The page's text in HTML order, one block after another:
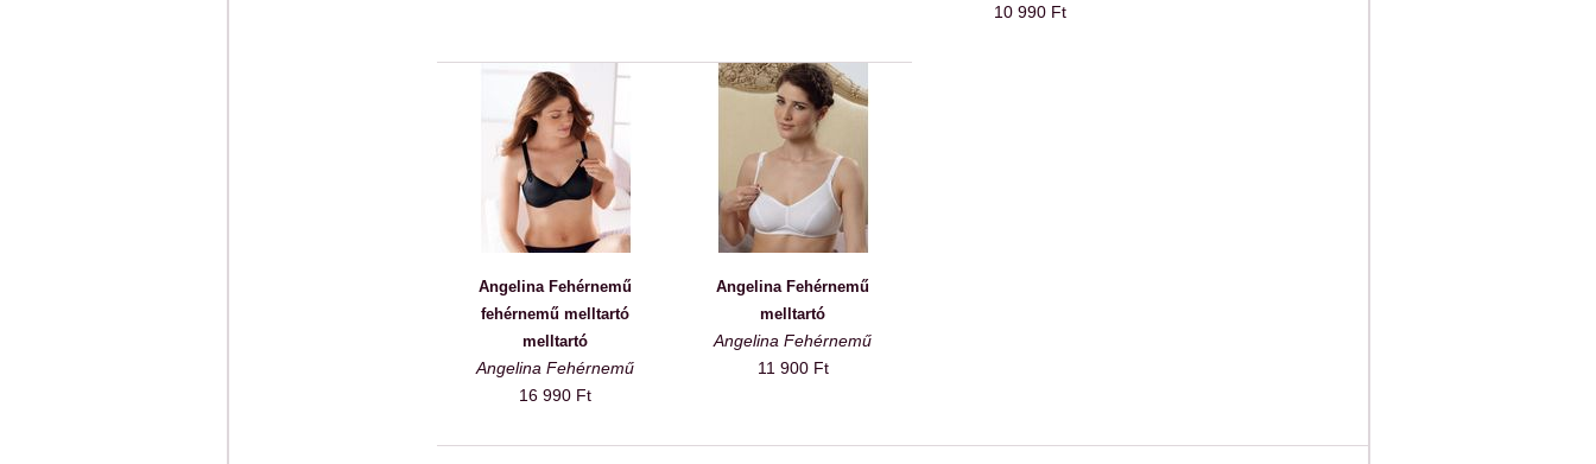
10 990 Ft
Angelina Fehérnemű
fehérnemű melltartó
melltartó
Angelina Fehérnemű
16 990 Ft
Angelina Fehérnemű
melltartó
Angelina Fehérnemű
11 900 Ft